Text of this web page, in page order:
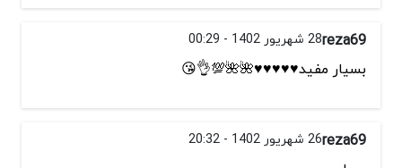
reza6928 شهریور 1402 - 00:29
بسیار مفید♥️♥️♥️♥️♥️🌺🌺💯👌😘
reza6926 شهریور 1402 - 20:32